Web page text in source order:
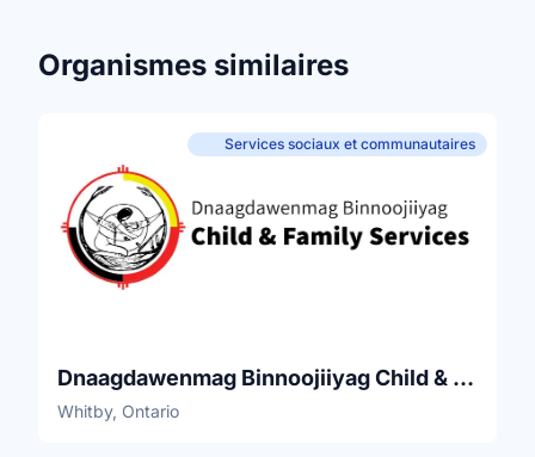
Organismes similaires
Services sociaux et communautaires
Dnaagdawenmag Binnoojiiyag Child & Family Services
Whitby, Ontario